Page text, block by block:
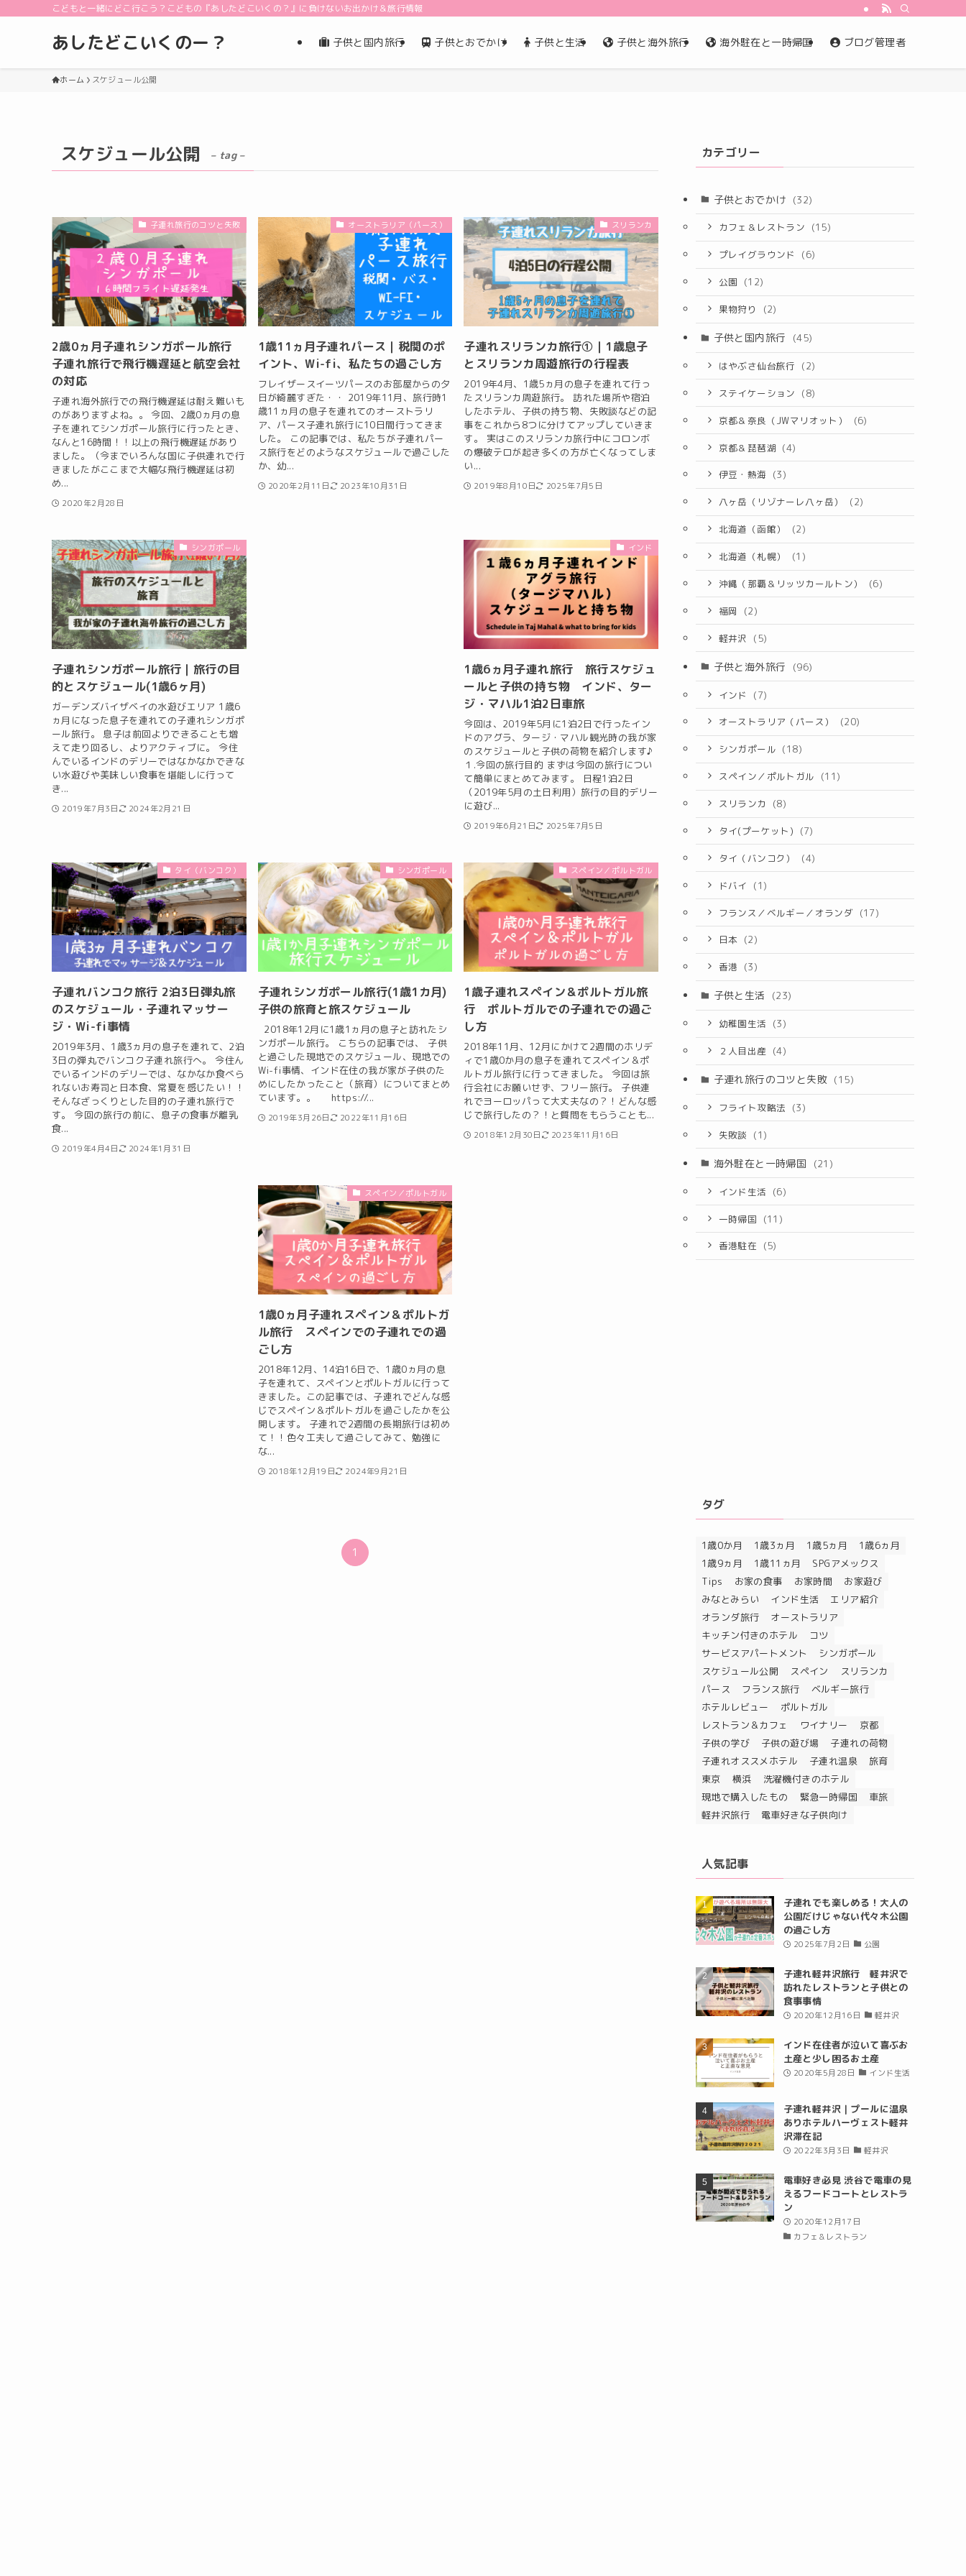
こどもと一緒にどこ行こう？こどもの『あしたどこいくの？』に負けないお出かけ＆旅行情報
あしたどこいくのー？ 子供と国内旅行 子供とおでかけ 子供と生活 子供と海外旅行 海外駐在と一時帰国 ブログ管理者
ホーム スケジュール公開
スケジュール公開 – tag –
子連れ旅行のコツと失敗
2歳0ヵ月子連れシンガポール旅行
子連れ旅行で飛行機遅延と航空会社
の対応
子連れ海外旅行での飛行機遅延は耐え難いも
のがありますよね。。 今回、2歳0ヵ月の息
子を連れてシンガポール旅行に行ったとき、
なんと16時間！！以上の飛行機遅延があり
ました。（今までいろんな国に子供連れで行
きましたがここまで大幅な飛行機遅延は初
め...
2020年2月28日
オーストラリア（パース）
1歳11ヵ月子連れパース｜税関のポ
イント、Wi-fi、私たちの過ごし方
フレイザースイーツパースのお部屋からの夕
日が綺麗すぎた・・ 2019年11月、旅行時1
歳11ヵ月の息子を連れてのオーストラリ
ア、パース子連れ旅行に10日間行ってきま
した。 この記事では、私たちが子連れパー
ス旅行をどのようなスケジュールで過ごした
か、幼...
2020年2月11日 2023年10月31日
スリランカ
子連れスリランカ旅行①｜1歳息子
とスリランカ周遊旅行の行程表
2019年4月、1歳5ヵ月の息子を連れて行っ
たスリランカ周遊旅行。 訪れた場所や宿泊
したホテル、子供の持ち物、失敗談などの記
事をこれから8つに分けてアップしていきま
す。 実はこのスリランカ旅行中にコロンボ
の爆破テロが起き多くの方が亡くなってしま
い...
2019年8月10日 2025年7月5日
シンガポール
子連れシンガポール旅行｜旅行の目
的とスケジュール(1歳6ヶ月)
ガーデンズバイザベイの水遊びエリア 1歳6
ヵ月になった息子を連れての子連れシンガポ
ール旅行。 息子は前回よりできることも増
えて走り回るし、よりアクティブに。 今住
んでいるインドのデリーではなかなかできな
い水遊びや美味しい食事を堪能しに行って
き...
2019年7月3日 2024年2月21日
インド
1歳6ヵ月子連れ旅行 旅行スケジュ
ールと子供の持ち物 インド、ター
ジ・マハル1泊2日車旅
今回は、2019年5月に1泊2日で行ったイン
ドのアグラ、タージ・マハル観光時の我が家
のスケジュールと子供の荷物を紹介します♪
１.今回の旅行目的 まずは今回の旅行につい
て簡単にまとめてみます。 日程1泊2日
（2019年5月の土日利用）旅行の目的デリー
に遊び...
2019年6月21日 2025年7月5日
タイ（バンコク）
子連れバンコク旅行 2泊3日弾丸旅
のスケジュール・子連れマッサー
ジ・Wi-fi事情
2019年3月、1歳3ヵ月の息子を連れて、2泊
3日の弾丸でバンコク子連れ旅行へ。 今住ん
でいるインドのデリーでは、なかなか食べら
れないお寿司と日本食、常夏を感じたい！！
そんなざっくりとした目的の子連れ旅行で
す。 今回の旅行の前に、息子の食事が離乳
食...
2019年4月4日 2024年1月31日
シンガポール
子連れシンガポール旅行(1歳1カ月)
子供の旅育と旅スケジュール
2018年12月に1歳1ヵ月の息子と訪れたシ
ンガポール旅行。 こちらの記事では、 子供
と過ごした現地でのスケジュール、現地での
Wi-fi事情、インド在住の我が家が子供のた
めにしたかったこと（旅育）についてまとめ
ています。。 https://...
2019年3月26日 2022年11月16日
スペイン／ポルトガル
1歳子連れスペイン＆ポルトガル旅
行 ポルトガルでの子連れでの過ご
し方
2018年11月、12月にかけて2週間のホリデ
ィで1歳0か月の息子を連れてスペイン＆ポ
ルトガル旅行に行ってきました。 今回は旅
行会社にお願いせず、フリー旅行。 子供連
れでヨーロッパって大丈夫なの？！どんな感
じで旅行したの？！と質問をもらうことも...
2018年12月30日 2023年11月16日
スペイン／ポルトガル
1歳0ヵ月子連れスペイン＆ポルトガ
ル旅行 スペインでの子連れでの過
ごし方
2018年12月、14泊16日で、1歳0ヵ月の息
子を連れて、スペインとポルトガルに行って
きました。この記事では、子連れでどんな感
じでスペイン＆ポルトガルを過ごしたかを公
開します。 子連れで2週間の長期旅行は初め
て！！色々工夫して過ごしてみて、勉強に
な...
2018年12月19日 2024年9月21日
1
カテゴリー
子供とおでかけ (32)
カフェ＆レストラン (15)
プレイグラウンド (6)
公園 (12)
果物狩り (2)
子供と国内旅行 (45)
はやぶさ仙台旅行 (2)
ステイケーション (8)
京都＆奈良（JWマリオット） (6)
京都＆琵琶湖 (4)
伊豆・熱海 (3)
八ヶ岳（リゾナーレ八ヶ岳） (2)
北海道（函館） (2)
北海道（札幌） (1)
沖縄（那覇＆リッツカールトン） (6)
福岡 (2)
軽井沢 (5)
子供と海外旅行 (96)
インド (7)
オーストラリア（パース） (20)
シンガポール (18)
スペイン／ポルトガル (11)
スリランカ (8)
タイ(プーケット) (7)
タイ（バンコク） (4)
ドバイ (1)
フランス／ベルギー／オランダ (17)
日本 (2)
香港 (3)
子供と生活 (23)
幼稚園生活 (3)
２人目出産 (4)
子連れ旅行のコツと失敗 (15)
フライト攻略法 (3)
失敗談 (1)
海外駐在と一時帰国 (21)
インド生活 (6)
一時帰国 (11)
香港駐在 (5)
タグ
1歳0か月 1歳3ヵ月 1歳5ヵ月
1歳6ヵ月
1歳9ヵ月
1歳11ヵ月
SPGアメックス
Tips
お家の食事 お家時間
お家遊び
みなとみらい
インド生活
エリア紹介
オランダ旅行
オーストラリア
キッチン付きのホテル
コツ
サービスアパートメント
シンガポール
スケジュール公開
スペイン
スリランカ
パース
フランス旅行
ベルギー旅行
ホテルレビュー
ポルトガル
レストラン＆カフェ
ワイナリー
京都
子供の学び
子供の遊び場
子連れの荷物
子連れオススメホテル
子連れ温泉
旅育
東京
横浜
洗濯機付きのホテル
現地で購入したもの
緊急一時帰国
車旅
軽井沢旅行
電車好きな子供向け
人気記事
子連れでも楽しめる！大人の
公園だけじゃない代々木公園
の過ごし方
2025年7月2日 公園
子連れ軽井沢旅行 軽井沢で
訪れたレストランと子供との
食事事情
2020年12月16日 軽井沢
インド在住者が泣いて喜ぶお
土産と少し困るお土産
2020年5月28日 インド生活
子連れ軽井沢｜プールに温泉
ありホテルハーヴェスト軽井
沢滞在記
2022年3月3日 軽井沢
電車好き必見 渋谷で電車の見
えるフードコートとレストラ
ン
2020年12月17日
カフェ＆レストラン